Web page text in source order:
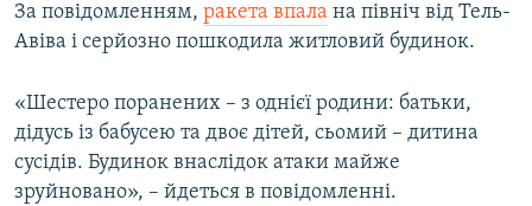
За повідомленням, ракета впала на північ від Тель-
Авіва і серйозно пошкодила житловий будинок.
«Шестеро поранених – з однієї родини: батьки,
дідусь із бабусею та двоє дітей, сьомий – дитина
сусідів. Будинок внаслідок атаки майже
зруйновано», – йдеться в повідомленні.